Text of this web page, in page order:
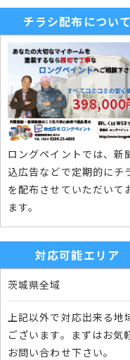
チラシ配布について
ロングペイントでは、新
込広告などで定期的にチ
を配布させていただいて
ます。
対応可能エリア
茨城県全域
上記以外で対応出来る地
ございます。まずはお気
お問い合わせ下さい。